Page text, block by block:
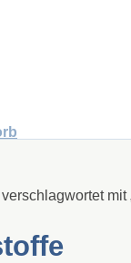
mit